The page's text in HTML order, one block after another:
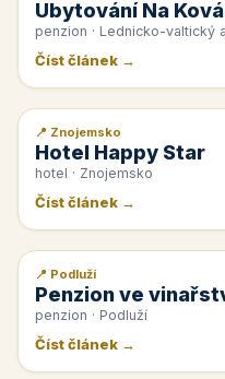
Ubytování Na
penzion · Lednicko-valtický
Číst článek →
📰 PR článek
📍 Znojemsko
Hotel Happy Star
hotel · Znojemsko
Číst článek →
📰 PR článek
📍 Podluží
Penzion ve
penzion · Podluží
Číst článek →